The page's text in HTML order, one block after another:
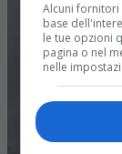
Alcuni
base
le tue opzioni
pagina o nel
nelle